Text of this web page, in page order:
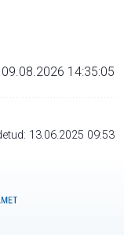
14:35:05
13.06.2025 09:53